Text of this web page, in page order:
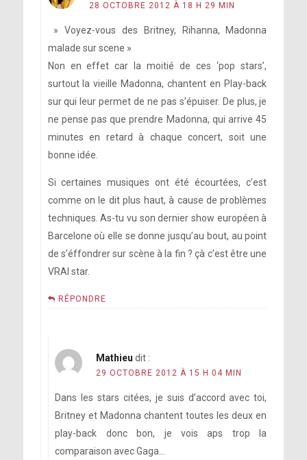
28 OCTOBRE 2012 À 18 H 29 MIN
» Voyez-vous des Britney, Rihanna, Madonna
malade sur scene »
Non en effet car la moitié de ces ‘pop stars’,
surtout la vieille Madonna, chantent en Play-back
sur qui leur permet de ne pas s’épuiser. De plus, je
ne pense pas que prendre Madonna, qui arrive 45
minutes en retard à chaque concert, soit une
bonne idée.
Si certaines musiques ont été écourtées, c’est
comme on le dit plus haut, à cause de problèmes
techniques. As-tu vu son dernier show européen à
Barcelone où elle se donne jusqu’au bout, au point
de s’éffondrer sur scène à la fin ? çà c’est être une
VRAI star.
RÉPONDRE
Mathieu dit :
29 OCTOBRE 2012 À 15 H 04 MIN
Dans les stars citées, je suis d’accord avec toi,
Britney et Madonna chantent toutes les deux en
play-back donc bon, je vois aps trop la
comparaison avec Gaga…